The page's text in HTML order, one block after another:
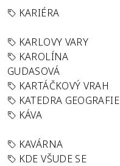
KARIÉRA
KARLOVY VARY
KAROLÍNA
GUDASOVÁ
KARTÁČKOVÝ VRAH
KATEDRA GEOGRAFIE
KÁVA
KAVÁRNA
KDE VŠUDE SE